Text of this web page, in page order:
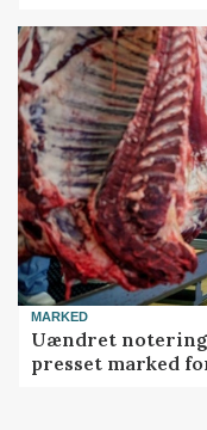
MARKED
Uændret
presset marked